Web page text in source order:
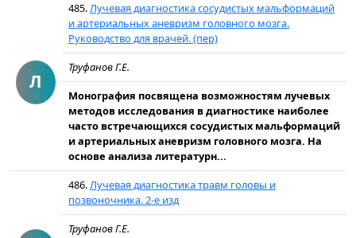
Л
485.Лучевая диагностика сосудистых мальформаций
и артериальных аневризм головного мозга.
Руководство для врачей. (пер)
Труфанов Г.Е.
Монография посвящена возможностям лучевых
методов исследования в диагностике наиболее
часто встречающихся сосудистых мальформаций
и артериальных аневризм головного мозга. На
основе анализа литературн...
486.Лучевая диагностика травм головы и
позвоночника. 2-е изд
Труфанов Г.Е.